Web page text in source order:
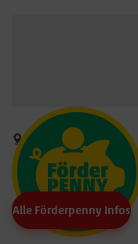
Alle Förderpenny Infos